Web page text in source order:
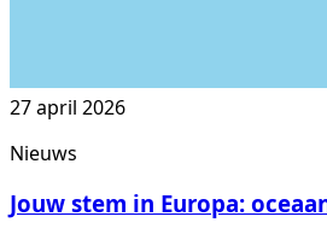
27 april 2026
Nieuws
Jouw stem in Europa: